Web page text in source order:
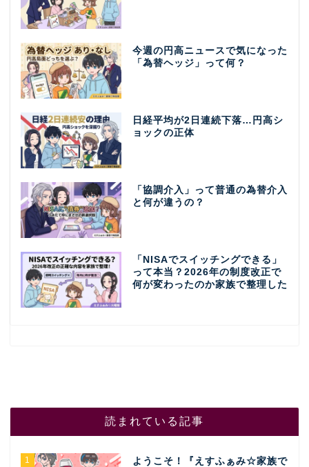
今週の円高ニュースで気になった
「為替ヘッジ」って何？
日経平均が2日連続下落…円高シ
ョックの正体
「協調介入」って普通の為替介入
と何が違うの？
「NISAでスイッチングできる」
って本当？2026年の制度改正で
何が変わったのか家族で整理した
読まれている記事
1
ようこそ！『えすふぁみ☆家族で